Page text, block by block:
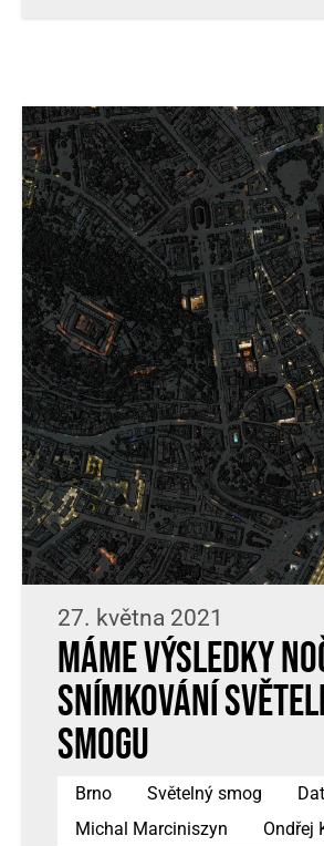
27. května 2021
Máme výsledky
snímkování
smogu
Brno Světelný smog
Michal Marciniszyn
Ondřej